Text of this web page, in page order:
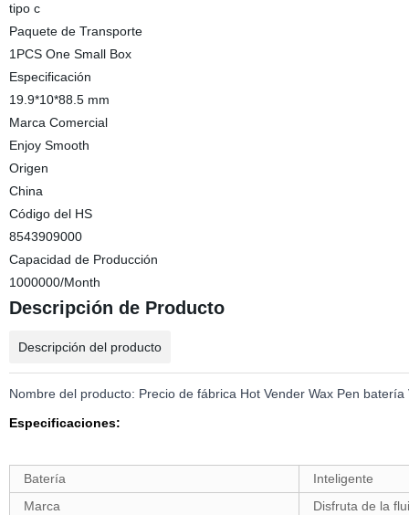
tipo c
Paquete de Transporte
1PCS One Small Box
Especificación
19.9*10*88.5 mm
Marca Comercial
Enjoy Smooth
Origen
China
Código del HS
8543909000
Capacidad de Producción
1000000/Month
Descripción de Producto
Descripción del producto
Nombre del producto: Precio de fábrica Hot Vender Wax Pen
Especificaciones:
Batería
Inteligente
Marca
Disfruta de la